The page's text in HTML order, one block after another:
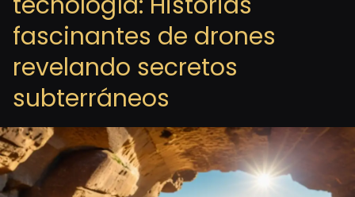
fascinantes de drones
revelando secretos
subterráneos